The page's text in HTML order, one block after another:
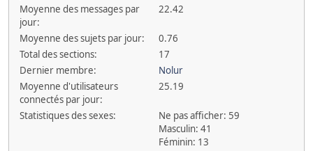
Moyenne des messages par
jour:
22.42
Moyenne des sujets par jour:
0.76
Total des sections:
17
Dernier membre:
Nolur
Moyenne d'utilisateurs
connectés par jour:
25.19
Statistiques des sexes:
Ne pas afficher: 59
Masculin: 41
Féminin: 13